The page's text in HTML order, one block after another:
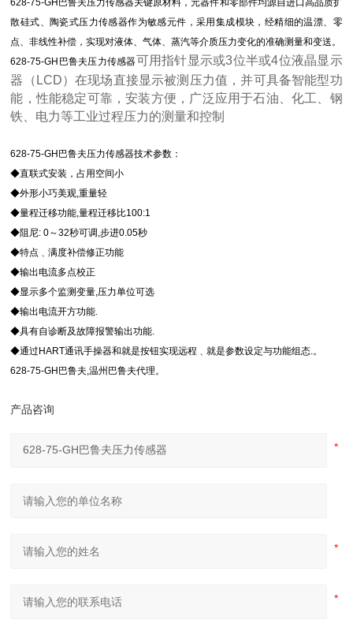
628-75-GH巴鲁夫压力传感器关键原材料，元器件和零部件均源自进口高品质扩
散硅式、陶瓷式压力传感器作为敏感元件，采用集成模块，经精细的温漂、零
点、非线性补偿，实现对液体、气体、蒸汽等介质压力变化的准确测量和变送。
628-75-GH巴鲁夫压力传感器可用指针显示或3位半或4位液晶显示
器（LCD）在现场直接显示被测压力值，并可具备智能型功
能，性能稳定可靠，安装方便，广泛应用于石油、化工、钢
铁、电力等工业过程压力的测量和控制
628-75-GH巴鲁夫压力传感器技术参数：
◆直联式安装，占用空间小
◆外形小巧美观,重量轻
◆量程迁移功能,量程迁移比100:1
◆阻尼: 0～32秒可调,步进0.05秒
◆特点﹑满度补偿修正功能
◆输出电流多点校正
◆显示多个监测变量,压力单位可选
◆输出电流开方功能.
◆具有自诊断及故障报警输出功能.
◆通过HART通讯手操器和就是按钮实现远程﹑就是参数设定与功能组态.。
628-75-GH巴鲁夫,温州巴鲁夫代理。
产品咨询